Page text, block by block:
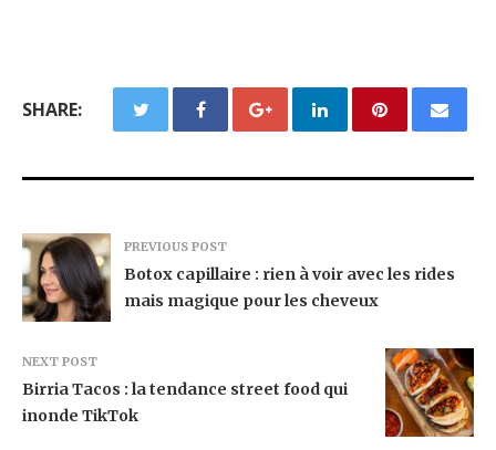
SHARE:
PREVIOUS POST
Botox capillaire : rien à voir avec les rides
mais magique pour les cheveux
NEXT POST
Birria Tacos : la tendance street food qui
inonde TikTok